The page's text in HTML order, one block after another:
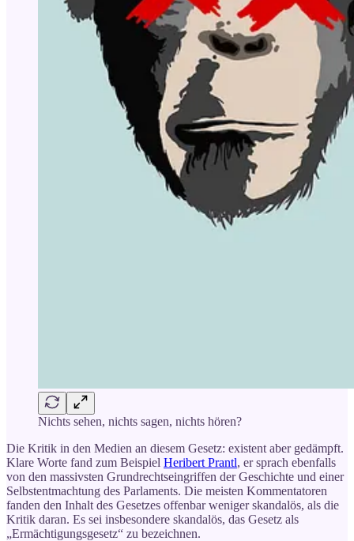
Nichts sehen, nichts sagen, nichts hören?
Die Kritik in den Medien an diesem Gesetz: existent aber gedämpft.
Klare Worte fand zum Beispiel Heribert Prantl, er sprach ebenfalls
von den massivsten Grundrechtseingriffen der Geschichte und einer
Selbstentmachtung des Parlaments. Die meisten Kommentatoren
fanden den Inhalt des Gesetzes offenbar weniger skandalös, als die
Kritik daran. Es sei insbesondere skandalös, das Gesetz als
„Ermächtigungsgesetz“ zu bezeichnen.